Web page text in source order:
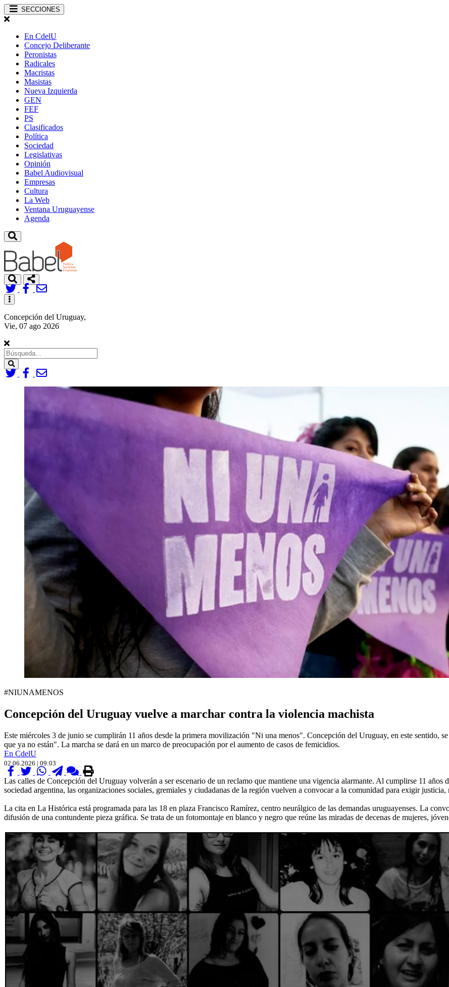
SECCIONES
En CdelU
Concejo Deliberante
Peronistas
Radicales
Macristas
Masistas
Nueva Izquierda
GEN
FEF
PS
Clasificados
Política
Sociedad
Legislativas
Opinión
Babel Audiovisual
Empresas
Cultura
La Web
Ventana Uruguayense
Agenda
Toggle
navigation
Concepción del Uruguay,
Vie, 07 ago 2026
Search
#NIUNAMENOS
Concepción del Uruguay vuelve a marchar contra la violencia machista
Este miércoles 3 de junio se cumplirán 11 años desde la primera movilización "Ni una menos". Concepción del Uruguay, en este sentido,
que ya no están". La marcha se dará en un marco de preocupación por el aumento de casos de femicidios.
En CdelU
02.06.2026 | 09:03
Las calles de Concepción del Uruguay volverán a ser escenario de un reclamo que mantiene una vigencia alarmante. Al cumplirse 11
sociedad argentina, las organizaciones sociales, gremiales y ciudadanas de la región vuelven a convocar a la comunidad para exigir
La cita en La Histórica está programada para las 18 en plaza Francisco Ramírez, centro neurálgico de las demandas uruguayenses. La
difusión de una contundente pieza gráfica. Se trata de un fotomontaje en blanco y negro que reúne las miradas de decenas de mujeres,